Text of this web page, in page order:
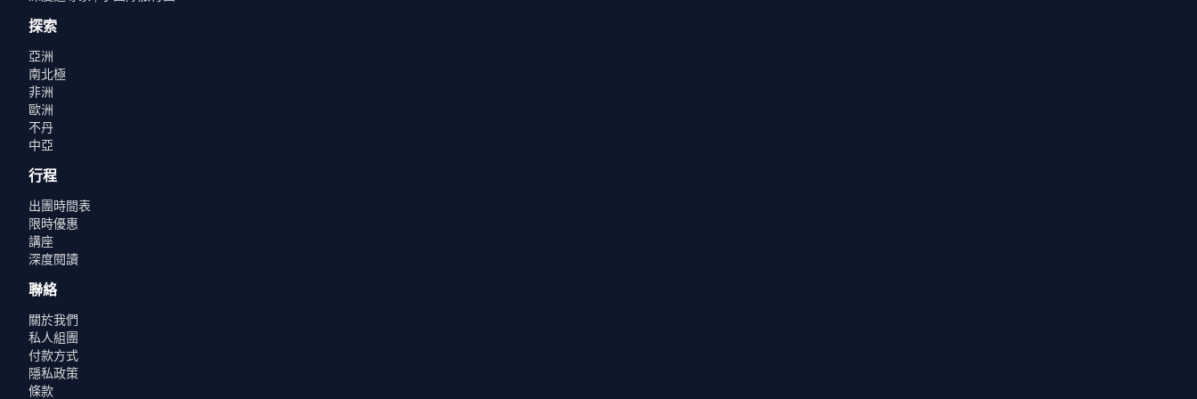
探索
亞洲
南北極
非洲
歐洲
不丹
中亞
行程
出團時間表
限時優惠
講座
深度閱讀
聯絡
關於我們
私人組團
付款方式
隱私政策
條款